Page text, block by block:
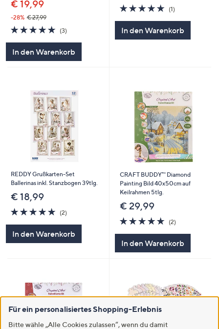
€ 19,99
-28% € 27,99
5.0
von
(3)
In den Warenkorb
5.0
von
(1)
In den Warenkorb
REDDY Grußkarten-Set
Ballerinas inkl. Stanzbogen 39tlg.
€ 18,99
5.0
von
(2)2
In den Warenkorb
CRAFT BUDDY™ Diamond
Painting Bild 40x50cm auf
Keilrahmen 5tlg.
€ 29,99
5.0
von
(2)2
In den Warenkorb
Für ein personalisiertes Shopping-Erlebnis
Bitte wähle „Alle Cookies zulassen“, wenn du damit